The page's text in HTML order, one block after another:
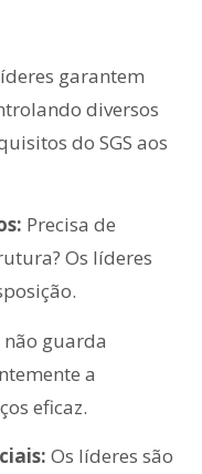
garantem
diversos
do SGS aos
Precisa de
Os líderes
guarda
a
eficaz.
Os líderes são